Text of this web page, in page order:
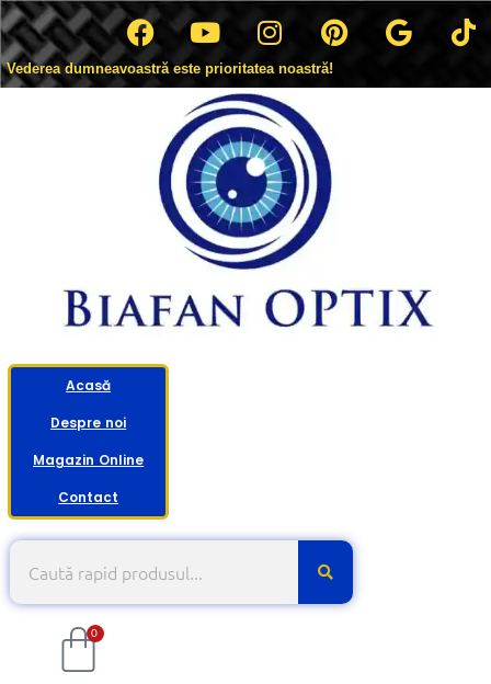
Vederea dumneavoastră este prioritatea noastră!
Acasă
Despre noi
Magazin Online
Contact
0